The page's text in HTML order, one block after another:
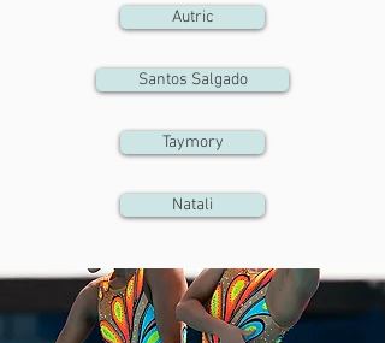
Autric
Santos Salgado
Taymory
Natali